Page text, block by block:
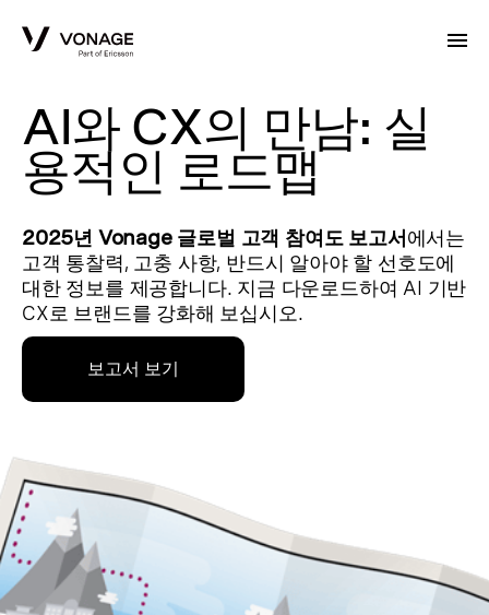
AI와 CX의 만남: 실
용적인 로드맵
2025년 Vonage 글로벌 고객 참여도 보고서 에서는
고객 통찰력, 고충 사항, 반드시 알아야 할 선호도에
대한 정보를 제공합니다. 지금 다운로드하여 AI 기반
CX로 브랜드를 강화해 보십시오.
보고서 보기